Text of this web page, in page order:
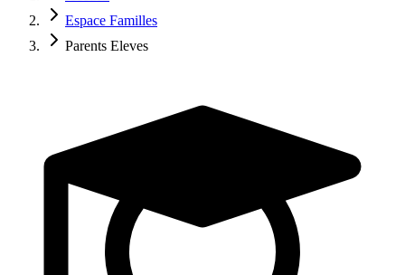
Espace Familles
Parents Eleves